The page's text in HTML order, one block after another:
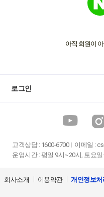
아직 회원이
로그인
고객상담: 1600-6700 이메일 :
운영시간 : 평일 9시~20시, 토요
회사소개 이용약관 개인정보처